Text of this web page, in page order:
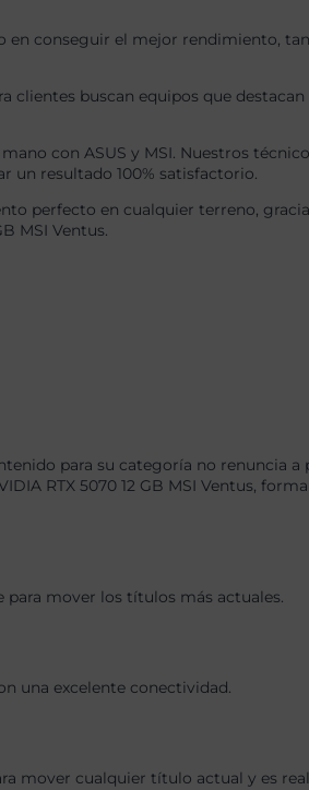
conseguir el mejor rendimiento,
clientes buscan equipos que
con ASUS y MSI. Nuestros
un resultado 100% satisfactorio.
perfecto en cualquier terreno,
MSI Ventus.
para su categoría no renuncia a
RTX 5070 12 GB MSI Ventus,
para mover los títulos más actuales.
una excelente conectividad.
mover cualquier título actual y es